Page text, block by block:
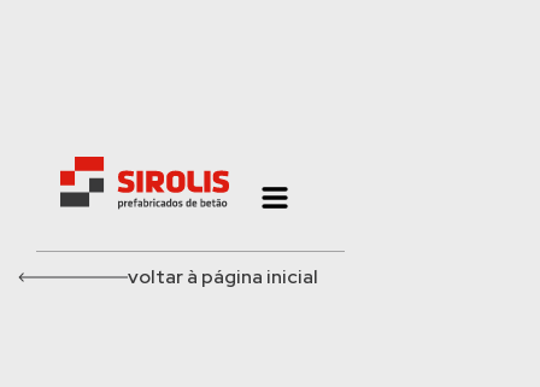
voltar à página inicial